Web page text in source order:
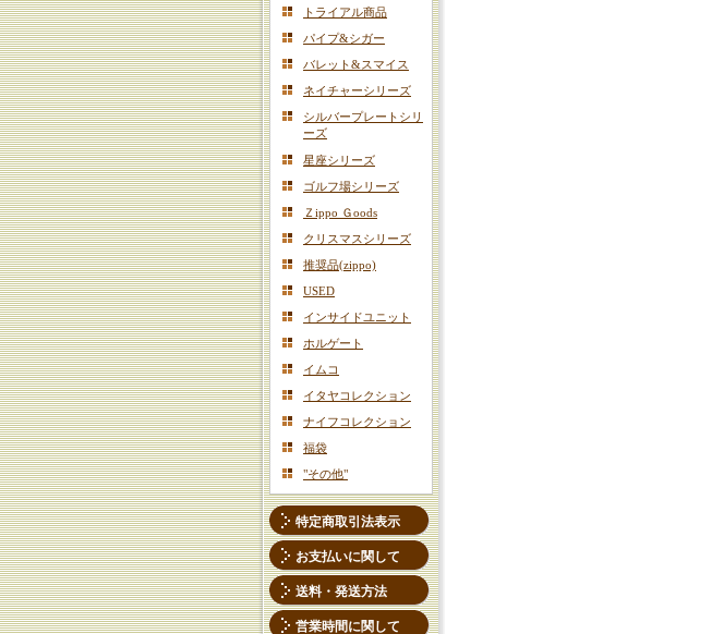
トライアル商品
パイプ&シガー
バレット&スマイス
ネイチャーシリーズ
シルバープレートシリ
ーズ
星座シリーズ
ゴルフ場シリーズ
Ｚippo Ｇoods
クリスマスシリーズ
推奨品(zippo)
USED
インサイドユニット
ホルゲート
イムコ
イタヤコレクション
ナイフコレクション
福袋
"その他"
特定商取引法表示
お支払いに関して
送料・発送方法
営業時間に関して